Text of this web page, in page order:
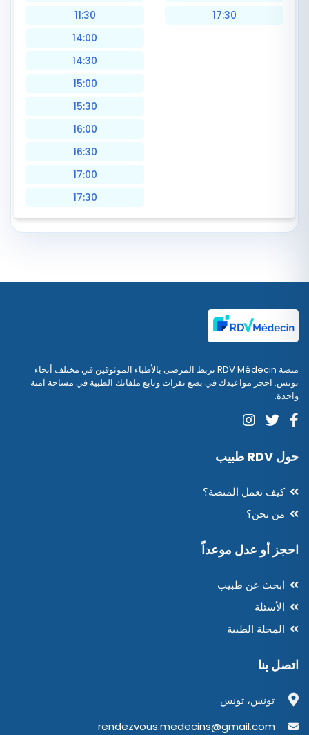
11:30
14:00
14:30
15:00
15:30
16:00
16:30
17:00
17:30
17:30
منصة RDV Médecin تربط المرضى بالأطباء الموثوقين في مختلف أنحاء
تونس. احجز مواعيدك في بضع نقرات وتابع ملفاتك الطبية في مساحة آمنة
واحدة.
حول RDV طبيب
كيف تعمل المنصة؟
من نحن؟
احجز أو عدل موعداً
ابحث عن طبيب
الأسئلة
المجلة الطبية
اتصل بنا
تونس، تونس